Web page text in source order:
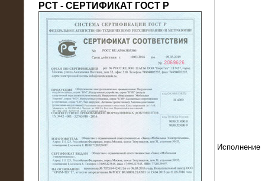
21.08.2016
На производственное предприятие
модули 20 МВт (0,4 кВ)
РСТ - СЕРТИФИКАТ ГОСТ Р
Исполнение